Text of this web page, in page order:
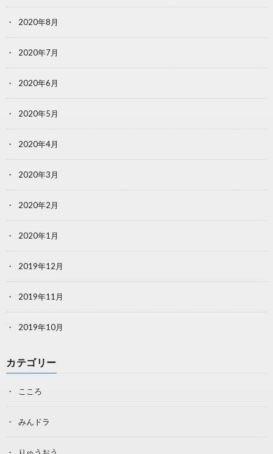
2020年8月
2020年7月
2020年6月
2020年5月
2020年4月
2020年3月
2020年2月
2020年1月
2019年12月
2019年11月
2019年10月
カテゴリー
こころ
みんドラ